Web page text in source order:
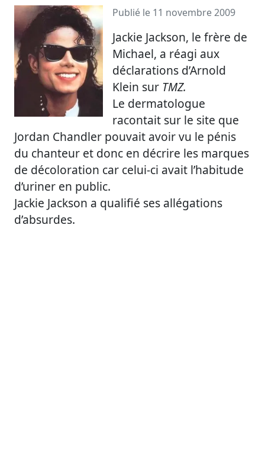
Publié le 11 novembre 2009
Jackie Jackson, le frère de
Michael, a réagi aux
déclarations d’Arnold
Klein sur TMZ.
Le dermatologue
racontait sur le site que
Jordan Chandler pouvait avoir vu le pénis
du chanteur et donc en décrire les marques
de décoloration car celui-ci avait l’habitude
d’uriner en public.
Jackie Jackson a qualifié ses allégations
d’absurdes.